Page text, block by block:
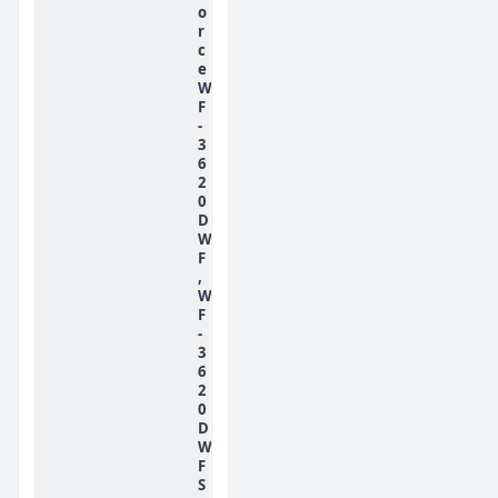
o
r
c
e
W
F
-
3
6
2
0
D
W
F
,
W
F
-
3
6
2
0
D
W
F
S